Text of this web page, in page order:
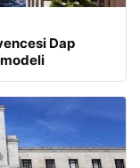
Dap